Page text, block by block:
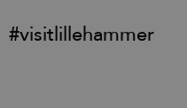
#visitlillehammer